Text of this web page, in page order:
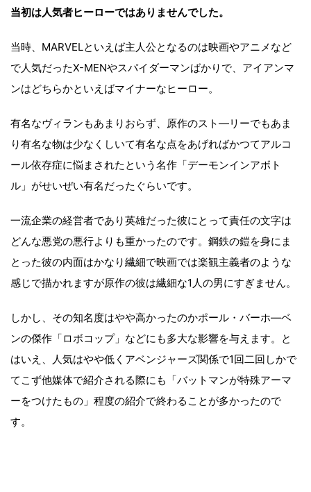
当初は人気者ヒーローではありませんでした。
当時、MARVELといえば主人公となるのは映画やアニメなど
で人気だったX-MENやスパイダーマンばかりで、アイアンマ
ンはどちらかといえばマイナーなヒーロー。
有名なヴィランもあまりおらず、原作のスト―リーでもあま
り有名な物は少なくしいて有名な点をあげればかつてアルコ
ール依存症に悩まされたという名作「デーモンインアボト
ル」がせいぜい有名だったぐらいです。
一流企業の経営者であり英雄だった彼にとって責任の文字は
どんな悪党の悪行よりも重かったのです。鋼鉄の鎧を身にま
とった彼の内面はかなり繊細で映画では楽観主義者のような
感じで描かれますが原作の彼は繊細な1人の男にすぎません。
しかし、その知名度はやや高かったのかポール・バーホ―ベ
ンの傑作「ロボコップ」などにも多大な影響を与えます。と
はいえ、人気はやや低くアベンジャーズ関係で1回二回しかで
てこず他媒体で紹介される際にも「バットマンが特殊アーマ
ーをつけたもの」程度の紹介で終わることが多かったので
す。